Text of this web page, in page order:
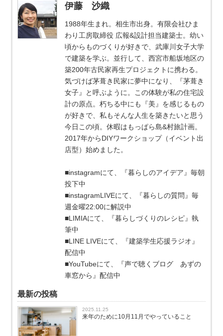
伊藤 沙織
1988年生まれ。相生市出身。有限会社ひま
わり工房取締役 広報&設計担当建築士。幼い
頃からものづくりが好きで、武庫川女子大学
で建築を学ぶ。並行して、西宮市船坂地区の
築200年古民家再生プロジェクトに携わる。
気づけば茅葺き民家に夢中になり、『茅葺き
女子』と呼ぶように。この体験が私の住宅設
計の原点。朽ちる中にも『美』を感じるもの
が好きで、私もそんな人生を築きたいと思う
今日この頃。休暇はもっぱら島&村旅計画。
2017年からDIYワークショップ（イベント出
店型）始めました。
■instagramにて、『暮らしのアイデア』毎朝
投下中
■instagramLIVEにて、『暮らしの質問』毎
週金曜22:00に解説中
■LIMIAにて、『暮らしづくりのレシピ』執
筆中
■LINE LIVEにて、『建築学生応援ラジオ』
配信中
■YouTubeにて、『声で聴くブログ あずの
車窓から』配信中
最新の投稿
2025.11.25
来年のために10月11月でやっていること